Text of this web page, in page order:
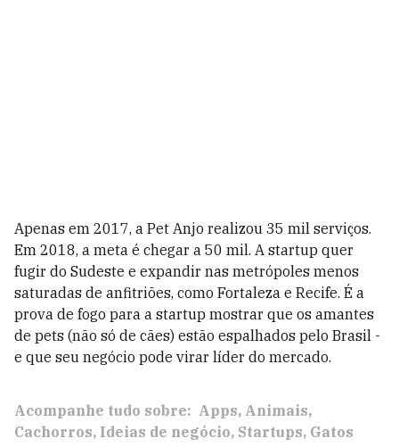
Apenas em 2017, a Pet Anjo realizou 35 mil serviços.
Em 2018, a meta é chegar a 50 mil. A startup quer
fugir do Sudeste e expandir nas metrópoles menos
saturadas de anfitriões, como Fortaleza e Recife. É a
prova de fogo para a startup mostrar que os amantes
de pets (não só de cães) estão espalhados pelo Brasil -
e que seu negócio pode virar líder do mercado.
Acompanhe tudo sobre: Apps Animais
Cachorros Ideias de negócio Startups Gatos